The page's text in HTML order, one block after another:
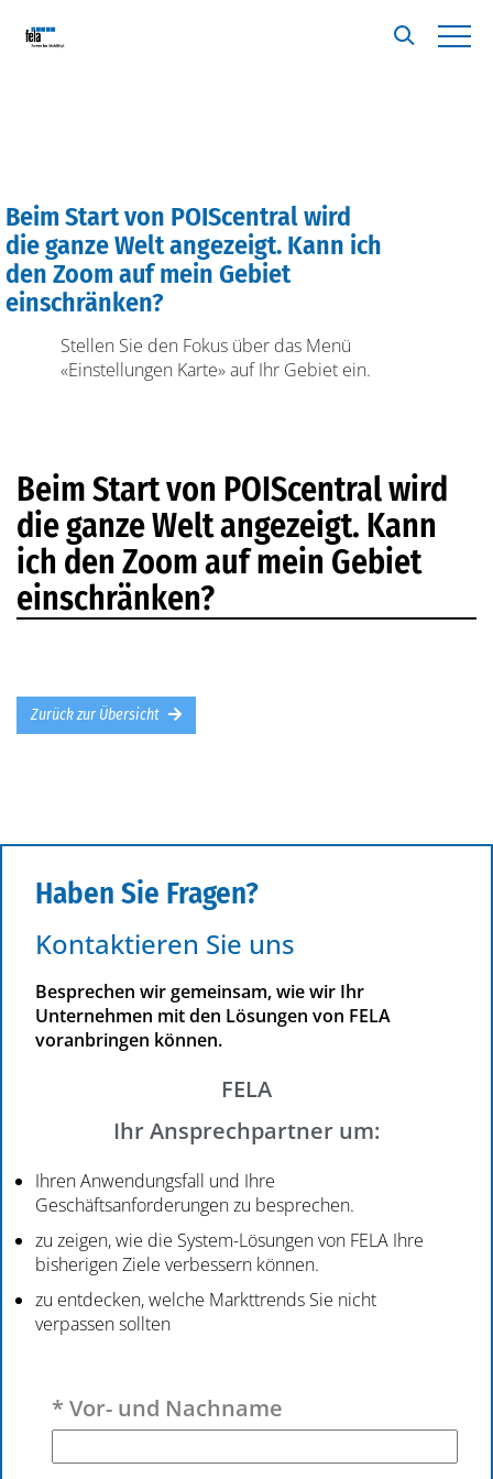
Beim Start von POIScentral wird
die ganze Welt angezeigt. Kann ich
den Zoom auf mein Gebiet
einschränken?
Stellen Sie den Fokus über das Menü
«Einstellungen Karte» auf Ihr Gebiet ein.
Beim Start von POIScentral wird
die ganze Welt angezeigt. Kann
ich den Zoom auf mein Gebiet
einschränken?
Zurück zur Übersicht
Haben Sie Fragen?
Kontaktieren Sie uns
Besprechen wir gemeinsam, wie wir Ihr
Unternehmen mit den Lösungen von FELA
voranbringen können.
FELA
Ihr Ansprechpartner um:
Ihren Anwendungsfall und Ihre
Geschäftsanforderungen zu besprechen.
zu zeigen, wie die System-Lösungen von FELA Ihre
bisherigen Ziele verbessern können.
zu entdecken, welche Markttrends Sie nicht
verpassen sollten
* Vor- und Nachname